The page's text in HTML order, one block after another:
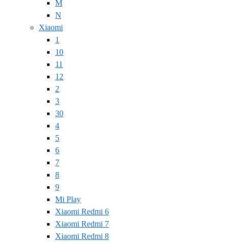
M
N
Xiaomi
1
10
11
12
2
3
30
4
5
6
7
8
9
Mi Play
Xiaomi Redmi 6
Xiaomi Redmi 7
Xiaomi Redmi 8